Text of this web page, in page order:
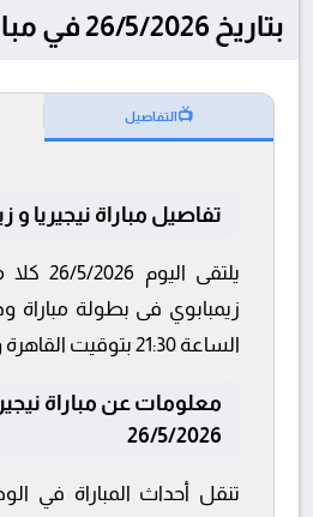
بتاريخ 26/5/2026 في مباراة ودية دولية
📺التفاصيل
تفاصيل مباراة نيجيريا و
يلتقى
زيمبابوي فى بطولة مباراة
الساعة 21:30 بتوقيت القاهرة و 21:30.
معلومات عن مباراة
26/5/2026
تنقل أحداث المباراة في